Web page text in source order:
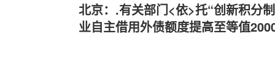
北京：.有关部门<依>托“创新积分
业自主借用外债额度提高至等值